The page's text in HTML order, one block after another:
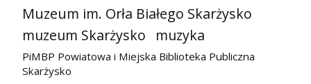
Muzeum im. Orła Białego Skarżysko
muzeum Skarżysko
muzyka
PiMBP Powiatowa i Miejska Biblioteka Publiczna
Skarżysko